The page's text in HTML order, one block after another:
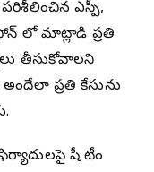
ఎస్పీ,
లో మాట్లాడి ప్రతి
తీసుకోవాలని
ప్రతి కేసును
షీ టీం